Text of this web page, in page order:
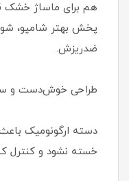
هم برای ماساژ خشک
پخش بهتر شامپو،
ضدریزش.
طراحی خوش‌دست و
دسته ارگونومیک
خسته نشود و کنترل